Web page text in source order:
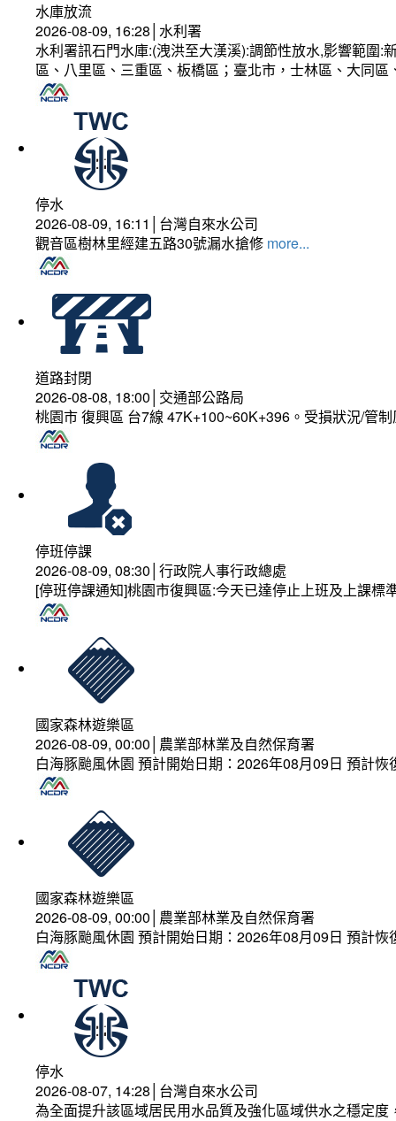
水庫放流
2026-08-09, 16:28│水利署
水利署訊石門水庫:(洩洪至大漢溪):調節性放水,影響範圍
區、八里區、三重區、板橋區；臺北市，士林區、大同
停水
2026-08-09, 16:11│台灣自來水公司
觀音區樹林里經建五路30號漏水搶修 more...
道路封閉
2026-08-08, 18:00│交通部公路局
桃園市 復興區 台7線 47K+100~60K+396。受損狀況/管
停班停課
2026-08-09, 08:30│行政院人事行政總處
[停班停課通知]桃園市復興區:今天已達停止上班及上課
國家森林遊樂區
2026-08-09, 00:00│農業部林業及自然保育署
白海豚颱風休園 預計開始日期：2026年08月09日 預計
國家森林遊樂區
2026-08-09, 00:00│農業部林業及自然保育署
白海豚颱風休園 預計開始日期：2026年08月09日 預計
停水
2026-08-07, 14:28│台灣自來水公司
為全面提升該區域居民用水品質及強化區域供水之穩定